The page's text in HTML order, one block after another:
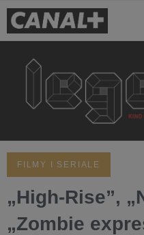
FILMY I SERIALE
„High-Rise”,
„Zombie